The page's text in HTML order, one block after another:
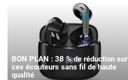
BON PLAN : 38 % de réduction sur
ces écouteurs sans fil de haute
qualité